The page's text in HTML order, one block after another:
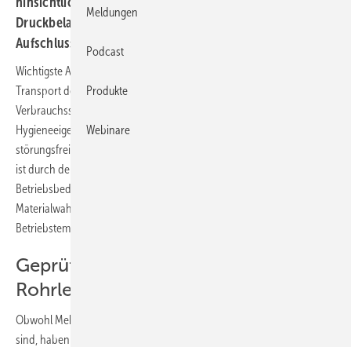
Druckbelastungen noch zeitgemäß? Dieser Beitrag gibt
Aufschluss Dietmar Stump
Wichtigste Anforderung an ein Mehrschicht-Verbundrohr, das für den
Transport des kalten und warmen Wassers an die einzelnen
Verbrauchsstellen eines Gebäudes eingesetzt wird, ist – neben den
Hygieneeigenschaften in der Trinkwasserversorgung – die
störungsfreie Funktion über die gesamte Nutzungsdauer hinweg. Sie
ist durch den Einfluss des Mediums, die äußeren Einflüsse und die
Betriebsbedingungen geprägt. Beim letzten Punkt entscheiden
Materialwahl und Materialstärke bei den aufkommenden
Betriebstemperaturen und -drücken über die Lebensdauer.
Geprüfter und überwachter
Rohrleitungstyp
Obwohl Mehrschicht-Verbundrohre ein relativ junger Rohrleitungstyp
sind, haben sie einen festen Platz in der modernen Gebäudetechnik
Meldungen
Podcast
Produkte
Webinare